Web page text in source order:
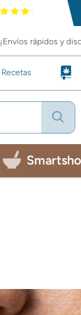
¡Envíos rápidos y
Recetas